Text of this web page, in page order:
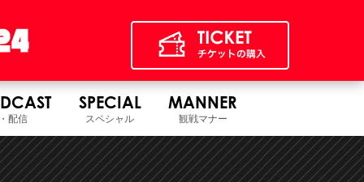
配信
SPECIAL
スペシャル
MANNER
観戦マナー